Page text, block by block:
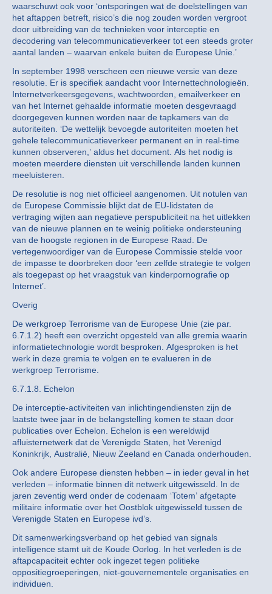
waarschuwt ook voor ‘ontsporingen wat de doelstellingen van
het aftappen betreft, risico’s die nog zouden worden vergroot
door uitbreiding van de technieken voor interceptie en
decodering van telecommunicatieverkeer tot een steeds groter
aantal landen – waarvan enkele buiten de Europese Unie.’
In september 1998 verscheen een nieuwe versie van deze
resolutie. Er is specifiek aandacht voor Internettechnologieën.
Internetverkeersgegevens, wachtwoorden, emailverkeer en
van het Internet gehaalde informatie moeten desgevraagd
doorgegeven kunnen worden naar de tapkamers van de
autoriteiten. ‘De wettelijk bevoegde autoriteiten moeten het
gehele telecommunicatieverkeer permanent en in real-time
kunnen observeren,’ aldus het document. Als het nodig is
moeten meerdere diensten uit verschillende landen kunnen
meeluisteren.
De resolutie is nog niet officieel aangenomen. Uit notulen van
de Europese Commissie blijkt dat de EU-lidstaten de
vertraging wijten aan negatieve perspubliciteit na het uitlekken
van de nieuwe plannen en te weinig politieke ondersteuning
van de hoogste regionen in de Europese Raad. De
vertegenwoordiger van de Europese Commissie stelde voor
de impasse te doorbreken door ‘een zelfde strategie te volgen
als toegepast op het vraagstuk van kinderpornografie op
Internet’.
Overig
De werkgroep Terrorisme van de Europese Unie (zie par.
6.7.1.2) heeft een overzicht opgesteld van alle gremia waarin
informatietechnologie wordt besproken. Afgesproken is het
werk in deze gremia te volgen en te evalueren in de
werkgroep Terrorisme.
6.7.1.8. Echelon
De interceptie-activiteiten van inlichtingendiensten zijn de
laatste twee jaar in de belangstelling komen te staan door
publicaties over Echelon. Echelon is een wereldwijd
afluisternetwerk dat de Verenigde Staten, het Verenigd
Koninkrijk, Australië, Nieuw Zeeland en Canada onderhouden.
Ook andere Europese diensten hebben – in ieder geval in het
verleden – informatie binnen dit netwerk uitgewisseld. In de
jaren zeventig werd onder de codenaam ‘Totem’ afgetapte
militaire informatie over het Oostblok uitgewisseld tussen de
Verenigde Staten en Europese ivd’s.
Dit samenwerkingsverband op het gebied van signals
intelligence stamt uit de Koude Oorlog. In het verleden is de
aftapcapaciteit echter ook ingezet tegen politieke
oppositiegroeperingen, niet-gouvernementele organisaties en
individuen.